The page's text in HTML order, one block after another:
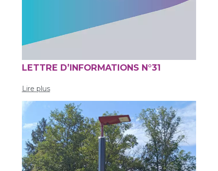
LETTRE D’INFORMATIONS N°31
Lire plus